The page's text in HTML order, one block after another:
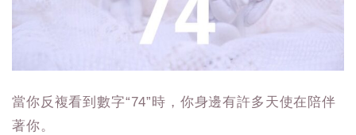
當你反複看到數字“74”時，你身邊有許多天使在陪伴
著你。